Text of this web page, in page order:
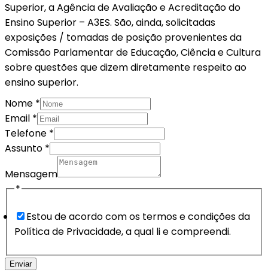
Superior, a Agência de Avaliação e Acreditação do
Ensino Superior – A3ES. São, ainda, solicitadas
exposições / tomadas de posição provenientes da
Comissão Parlamentar de Educação, Ciência e Cultura
sobre questões que dizem diretamente respeito ao
ensino superior.
Nome *
Telefone
Assunto
Mensagem
Email *
Telefone *
Assunto *
Mensagem
*
Estou de acordo com os termos e condições da
Política de Privacidade, a qual li e compreendi.
Enviar